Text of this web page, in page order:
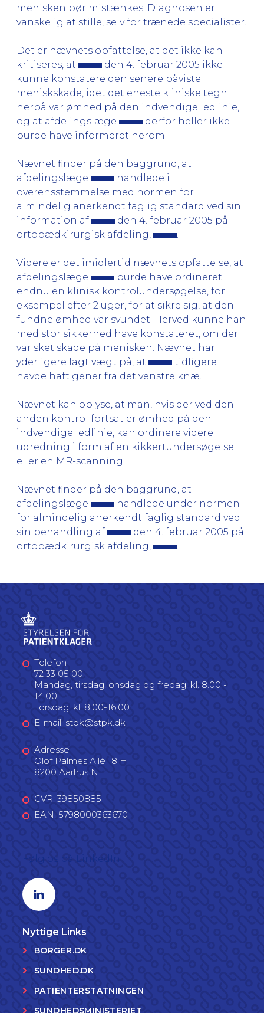
menisken bør mistænkes. Diagnosen er
vanskelig at stille, selv for trænede specialister.
Det er nævnets opfattelse, at det ikke kan
kritiseres, at
den 4. februar 2005 ikke
kunne konstatere den senere påviste
meniskskade, idet det eneste kliniske tegn
herpå var ømhed på den indvendige ledlinie,
og at afdelingslæge
derfor heller ikke
burde have informeret herom.
Nævnet finder på den baggrund, at
afdelingslæge
handlede i
overensstemmelse med normen for
almindelig anerkendt faglig standard ved sin
information af
den 4. februar 2005 på
ortopædkirurgisk afdeling,
Videre er det imidlertid nævnets opfattelse, at
afdelingslæge
burde have ordineret
endnu en klinisk kontrolundersøgelse, for
eksempel efter 2 uger, for at sikre sig, at den
fundne ømhed var svundet. Herved kunne han
med stor sikkerhed have konstateret, om der
var sket skade på menisken. Nævnet har
yderligere lagt vægt på, at
tidligere
havde haft gener fra det venstre knæ.
Nævnet kan oplyse, at man, hvis der ved den
anden kontrol fortsat er ømhed på den
indvendige ledlinie, kan ordinere videre
udredning i form af en kikkertundersøgelse
eller en MR-scanning.
Nævnet finder på den baggrund, at
afdelingslæge
handlede under normen
for almindelig anerkendt faglig standard ved
sin behandling af
den 4. februar 2005 på
ortopædkirurgisk afdeling,
Telefon
72 33 05 00
Mandag, tirsdag, onsdag og fredag: kl. 8.00 -
14.00
Torsdag: kl. 8.00-16.00
E-mail: stpk@stpk.dk
Adresse
Olof Palmes Allé 18 H
8200 Aarhus N
CVR: 39850885
EAN: 5798000363670
Linkedin profil
Nyttige Links
BORGER.DK
SUNDHED.DK
PATIENTERSTATNINGEN
SUNDHEDSMINISTERIET